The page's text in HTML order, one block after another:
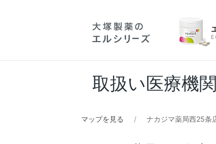
取扱い医療機
マップを見る ナカジマ薬局西25条